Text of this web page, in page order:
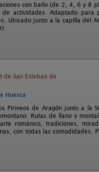
con baño (de 2, 4, 6 y 8
actividades. Adaptado para
Ubicado junto a la capilla del
de San Esteban de
Huesca
Pirineos de Aragón junto a la
Rutas de llano y
románico, tradiciones,
con todas las comodidades.